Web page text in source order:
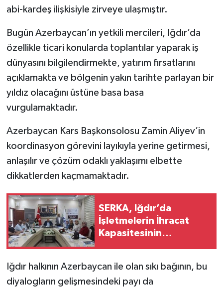
abi-kardeş ilişkisiyle zirveye ulaşmıştır.
Bugün Azerbaycan’ın yetkili mercileri, Iğdır’da
özellikle ticari konularda toplantılar yaparak iş
dünyasını bilgilendirmekte, yatırım fırsatlarını
açıklamakta ve bölgenin yakın tarihte parlayan bir
yıldız olacağını üstüne basa basa
vurgulamaktadır.
Azerbaycan Kars Başkonsolosu Zamin Aliyev’in
koordinasyon görevini layıkıyla yerine getirmesi,
anlaşılır ve çözüm odaklı yaklaşımı elbette
dikkatlerden kaçmamaktadır.
SERKA, Iğdır’da
İşletmelerin İhracat
Kapasitesinin
Iğdır halkının Azerbaycan ile olan sıkı bağının, bu
diyalogların gelişmesindeki payı da